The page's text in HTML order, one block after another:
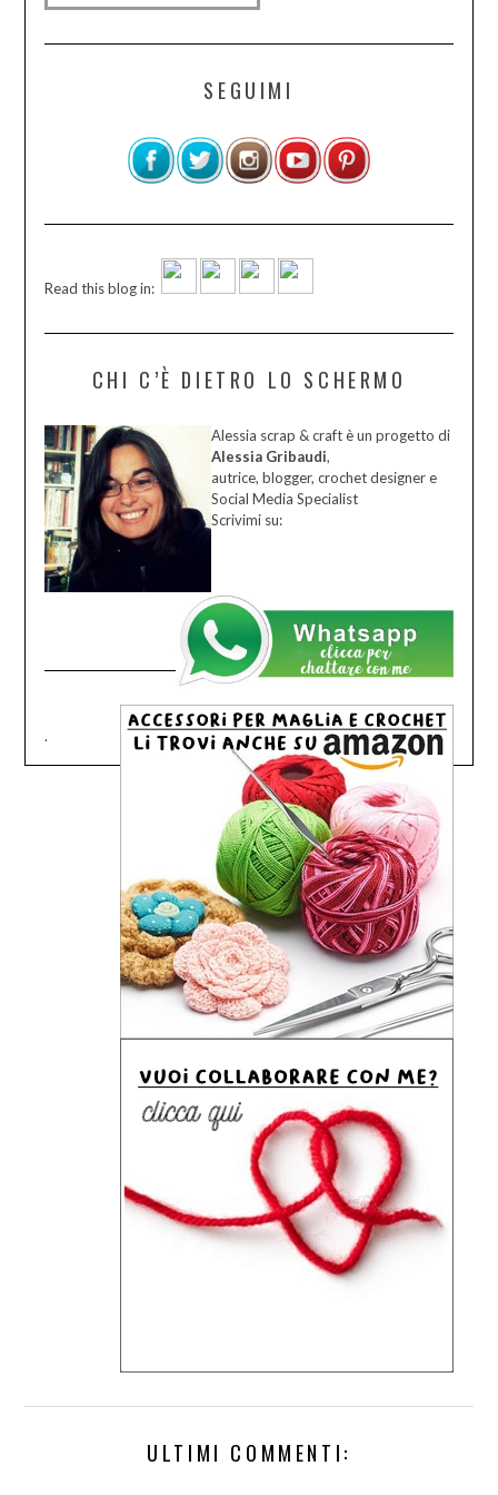
SEGUIMI
Read this blog in:
CHI C’È DIETRO LO SCHERMO
Alessia scrap & craft è un progetto di
Alessia Gribaudi,
autrice, blogger, crochet designer e
Social Media Specialist
Scrivimi su:
.
ULTIMI COMMENTI: